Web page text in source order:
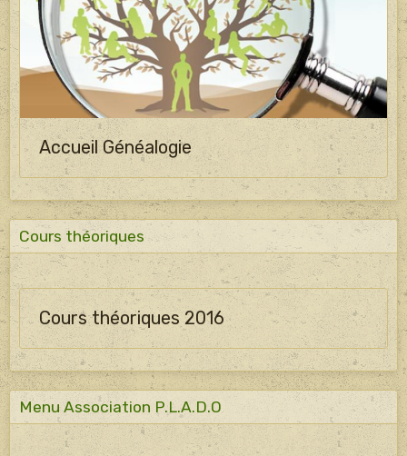
Accueil Généalogie
Cours théoriques
Cours théoriques 2016
Menu Association P.L.A.D.O